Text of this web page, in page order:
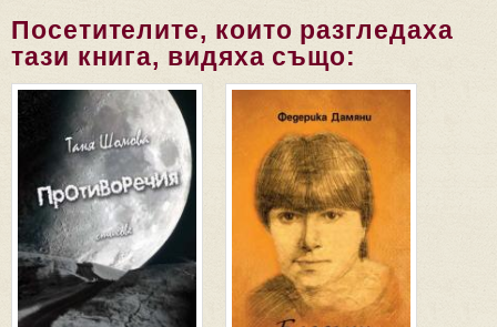
Посетителите, които разгледаха
тази книга, видяха също: